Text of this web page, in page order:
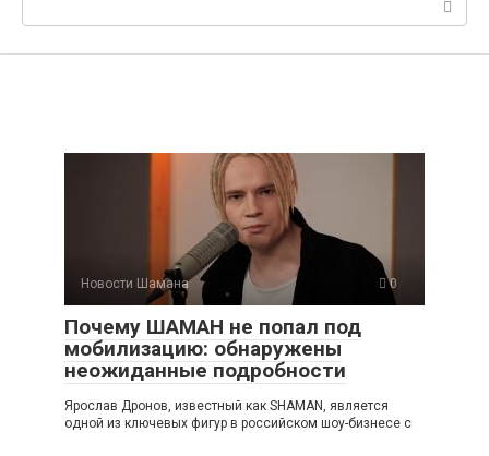
Новости Шамана 0
Почему ШАМАН не попал под
мобилизацию: обнаружены
неожиданные подробности
Ярослав Дронов, известный как SHAMAN, является
одной из ключевых фигур в российском шоу-бизнесе с